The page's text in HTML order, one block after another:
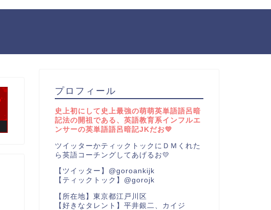
プロフィール
史上初にして史上最強の萌萌英単語語呂暗
記法の開祖である、英語教育系インフルエ
ンサーの英単語語呂暗記JKだお💛
ツイッターかティックトックにＤＭくれた
ら英語コーチングしてあげるお💛
【ツイッター】@goroankijk
【ティックトック】@gorojk
【所在地】東京都江戸川区
【好きなタレント】平井銀二、カイジ